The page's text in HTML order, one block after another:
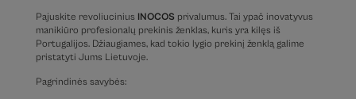
Pajuskite revoliucinius INOCOS privalumus. Tai ypač inovatyvus
manikiūro profesionalų prekinis ženklas, kuris yra kilęs iš
Portugalijos. Džiaugiames, kad tokio lygio prekinį ženklą galime
pristatyti Jums Lietuvoje.
Pagrindinės savybės: